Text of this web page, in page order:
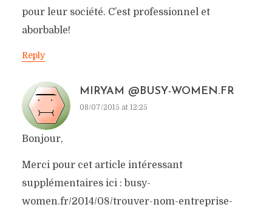
pour leur société. C’est professionnel et
aborbable!
Reply
MIRYAM @BUSY-WOMEN.FR
08/07/2015 at 12:25
Bonjour,
Merci pour cet article intéressant
supplémentaires ici : busy-
women.fr/2014/08/trouver-nom-entreprise-